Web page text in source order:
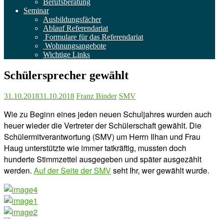
Berufsberatung
Seminar
Ausbildungsfächer
Ablauf Referendariat
Formulare für das Referendariat
Wohnungsangebote
Wichtige Links
Schülersprecher gewählt
31.10.201831.10.2018 Franz Binder SMV
Wie zu Beginn eines jeden neuen Schuljahres wurden auch
heuer wieder die Vertreter der Schülerschaft gewählt. Die
Schülermitverantwortung (SMV) um Herrn Ilhan und Frau
Haug unterstützte wie immer tatkräftig, mussten doch
hunderte Stimmzettel ausgegeben und später ausgezählt
werden. Auf der Seite der SMVseht Ihr, wer gewählt wurde.